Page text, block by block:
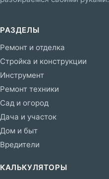
РАЗДЕЛЫ
Ремонт и отделка
Стройка и конструкции
Инструмент
Ремонт техники
Сад и огород
Дача и участок
Дом и быт
Вредители
КАЛЬКУЛЯТОРЫ